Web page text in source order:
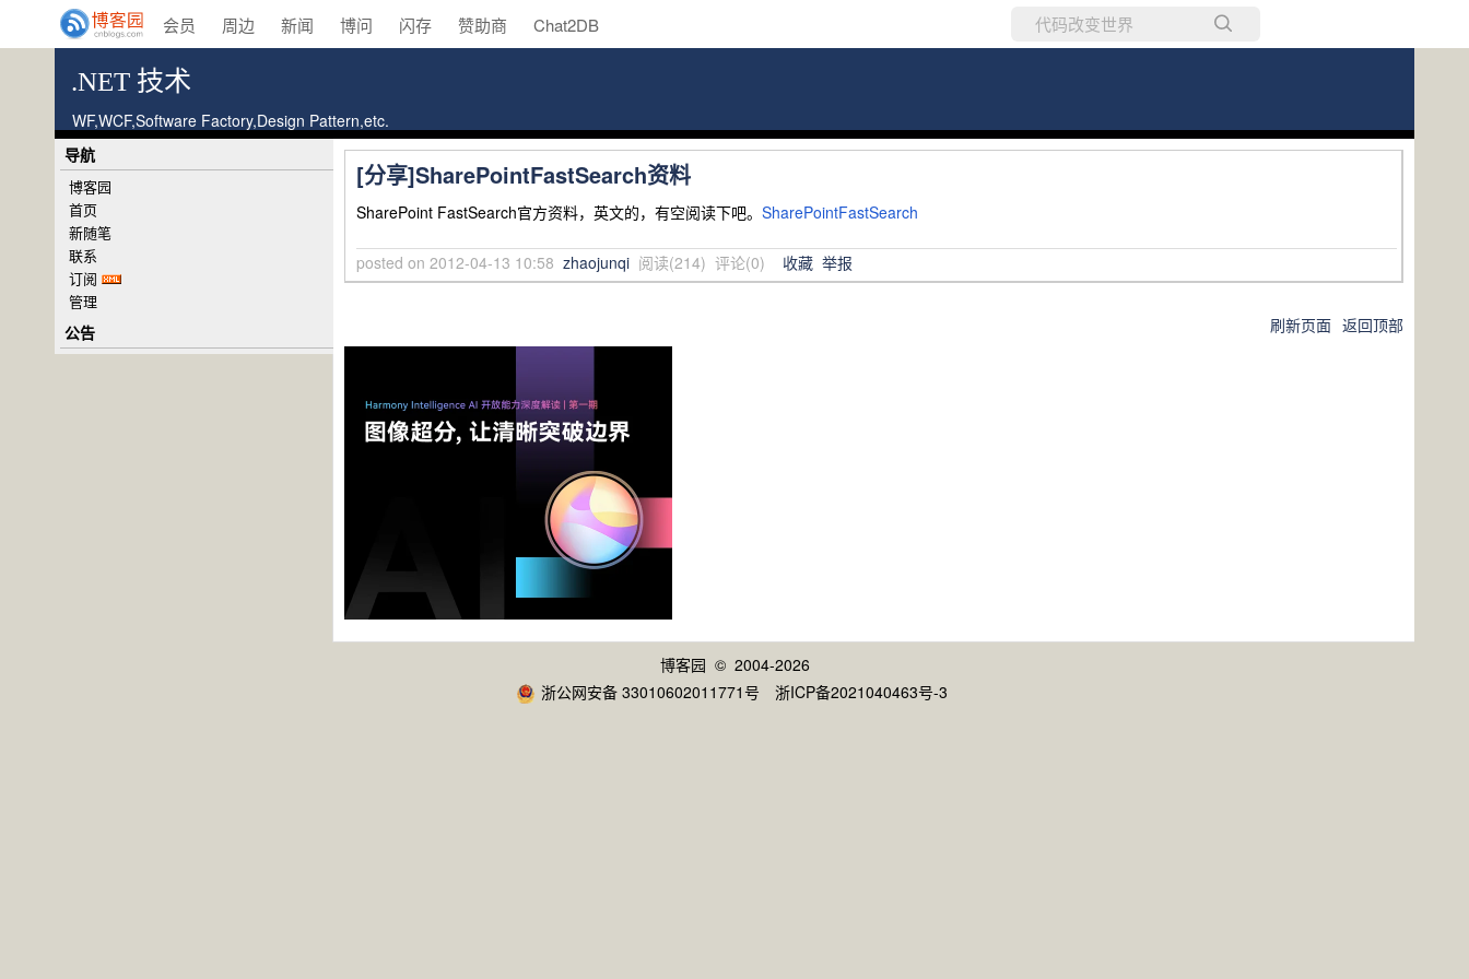
会员 周边 新闻 博问 闪存 赞助商 Chat2DB
.NET 技术
WF,WCF,Software Factory,Design Pattern,etc.
[分享]SharePointFastSearch资料
SharePoint FastSearch官方资料，英文的，有空阅读下吧。 SharePointFastSearch
posted on 2012-04-13 10:58 zhaojunqi 阅读(214) 评论(0) 收藏 举报
刷新页面 返回顶部
导航
博客园
首页
新随笔
联系
订阅
管理
公告
博客园 © 2004-2026
浙公网安备 33010602011771号
浙ICP备2021040463号-3